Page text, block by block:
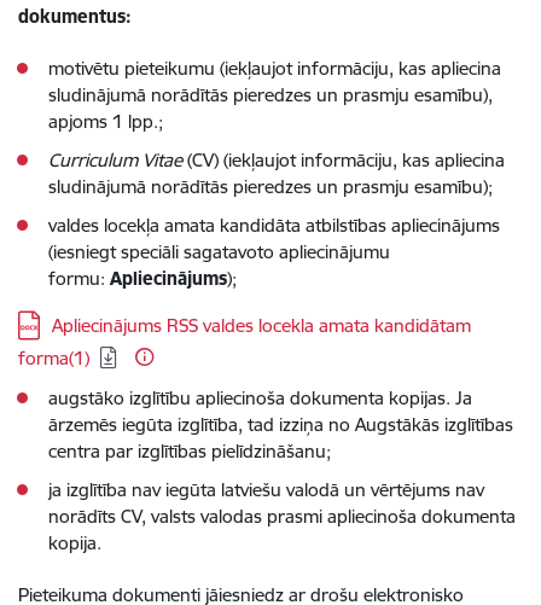
dokumentus:
motivētu pieteikumu (iekļaujot informāciju, kas apliecina
sludinājumā norādītās pieredzes un prasmju esamību),
apjoms 1 lpp.;
Curriculum Vitae(CV) (iekļaujot informāciju, kas apliecina
sludinājumā norādītās pieredzes un prasmju esamību);
valdes locekļa amata kandidāta atbilstības apliecinājums
(iesniegt speciāli sagatavoto apliecinājumu
formu: Apliecinājums);
Lejupielādēt:
Apliecinājums RSS valdes locekla amata kandidātam
forma(1)
augstāko izglītību apliecinoša dokumenta kopijas. Ja
ārzemēs iegūta izglītība, tad izziņa no Augstākās izglītības
centra par izglītības pielīdzināšanu;
ja izglītība nav iegūta latviešu valodā un vērtējums nav
norādīts CV, valsts valodas prasmi apliecinoša dokumenta
kopija.
Pieteikuma dokumenti jāiesniedz ar drošu elektronisko